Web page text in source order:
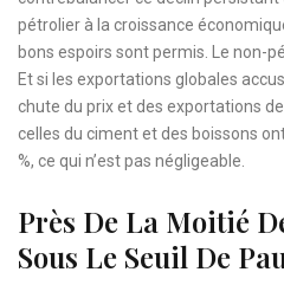
pétrolier à la croissance
bons espoirs sont permis. Le non-
Et si les exportations globales
chute du prix et des exportations
celles du ciment et des boissons
%, ce qui n’est pas négligeable.
Près De La Moitié
Sous Le Seuil De